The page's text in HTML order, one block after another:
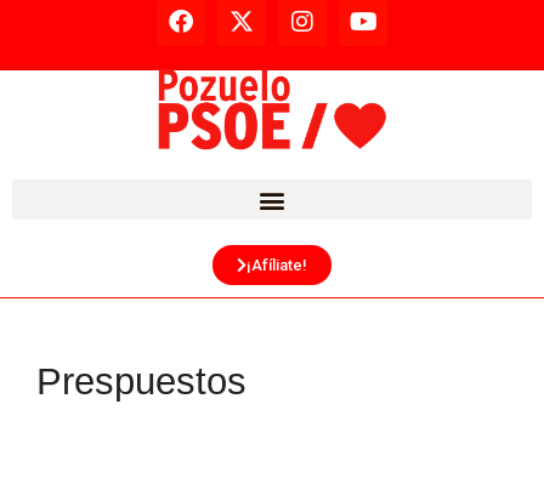
¡Afíliate!
Prespuestos